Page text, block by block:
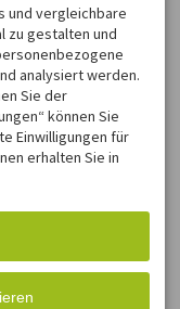
voller
Harmonie. Die
die Täler
Und am
Berge den
aus
stillen
und vergleichbare
zu gestalten und
analysiert werden.
Sie der
können Sie
Einwilligungen für
erhalten Sie in